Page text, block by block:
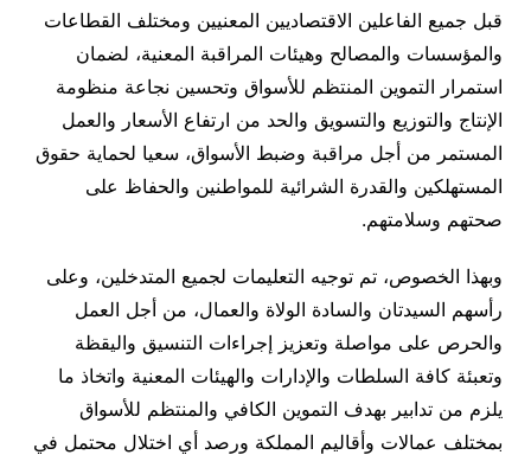
قبل جميع الفاعلين الاقتصاديين المعنيين ومختلف القطاعات
والمؤسسات والمصالح وهيئات المراقبة المعنية، لضمان
استمرار التموين المنتظم للأسواق وتحسين نجاعة منظومة
الإنتاج والتوزيع والتسويق والحد من ارتفاع الأسعار والعمل
المستمر من أجل مراقبة وضبط الأسواق، سعيا لحماية حقوق
المستهلكين والقدرة الشرائية للمواطنين والحفاظ على
صحتهم وسلامتهم.
وبهذا الخصوص، تم توجيه التعليمات لجميع المتدخلين، وعلى
رأسهم السيدتان والسادة الولاة والعمال، من أجل العمل
والحرص على مواصلة وتعزيز إجراءات التنسيق واليقظة
وتعبئة كافة السلطات والإدارات والهيئات المعنية واتخاذ ما
يلزم من تدابير بهدف التموين الكافي والمنتظم للأسواق
بمختلف عمالات وأقاليم المملكة ورصد أي اختلال محتمل في